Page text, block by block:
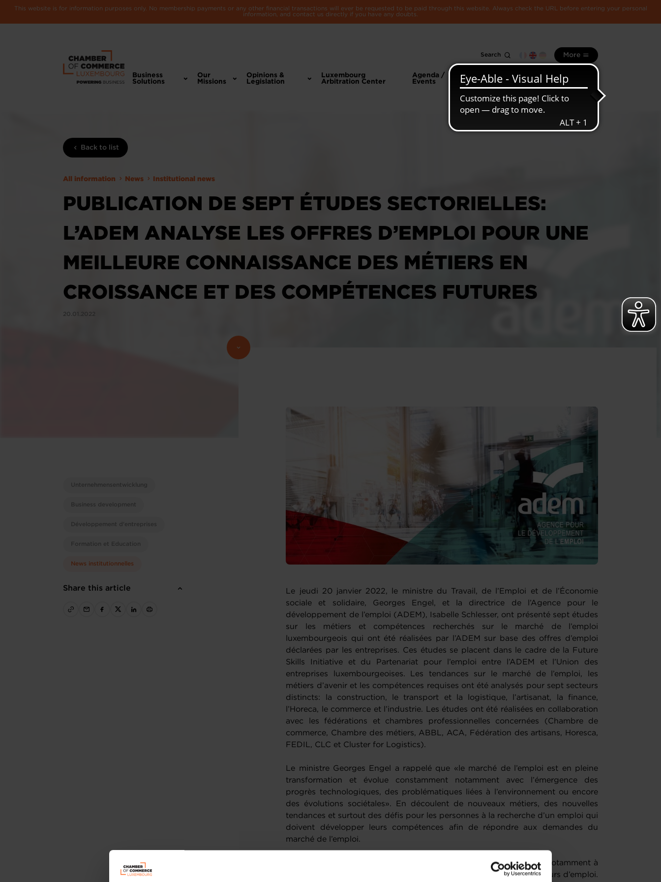
This website is for information purposes only. No membership payments or any other financial transactions will ever be requested to be paid through this website. Always check the URL before entering your personal
information, and contact us directly if you have any doubts.
Search More
Business
Solutions
Our
Missions
Opinions &
Legislation
Luxembourg
Arbitration Center
Agenda /
Events
information
Luxembourg
economy
Back to list
All information News Institutional news
PUBLICATION DE SEPT ÉTUDES SECTORIELLES:
L’ADEM ANALYSE LES OFFRES D’EMPLOI POUR UNE
MEILLEURE CONNAISSANCE DES MÉTIERS EN
CROISSANCE ET DES COMPÉTENCES FUTURES
20.01.2022
Unternehmensentwicklung
Business development
Développement d'entreprises
Formation et Education
News institutionnelles
Share this article
Le jeudi 20 janvier 2022, le ministre du Travail, de l’Emploi et de l’Économie
sociale et solidaire, Georges Engel, et la directrice de l’Agence pour le
développement de l’emploi (ADEM), Isabelle Schlesser, ont présenté sept études
sur les métiers et compétences recherchés sur le marché de l’emploi
luxembourgeois qui ont été réalisées par l’ADEM sur base des offres d’emploi
déclarées par les entreprises. Ces études se placent dans le cadre de la Future
Skills Initiative et du Partenariat pour l’emploi entre l’ADEM et l’Union des
entreprises luxembourgeoises. Les tendances sur le marché de l’emploi, les
métiers d’avenir et les compétences requises ont été analysés pour sept secteurs
distincts: la construction, le transport et la logistique, l’artisanat, la finance,
l’Horeca, le commerce et l’industrie. Les études ont été réalisées en collaboration
avec les fédérations et chambres professionnelles concernées (Chambre de
commerce, Chambre des métiers, ABBL, ACA, Fédération des artisans, Horesca,
FEDIL, CLC et Cluster for Logistics).
Le ministre Georges Engel a rappelé que «le marché de l’emploi est en pleine
transformation et évolue constamment notamment avec l’émergence des
progrès technologiques, des problématiques liées à l’environnement ou encore
des évolutions sociétales». En découlent de nouveaux métiers, des nouvelles
tendances et surtout des défis pour les personnes à la recherche d’un emploi qui
doivent développer leurs compétences afin de répondre aux demandes du
marché de l’emploi.
L’ADEM a lancé en octobre 2020 sa Future Skills Initiative qui vise notamment à
développer les compétences transversales et digitales des demandeurs d’emploi.